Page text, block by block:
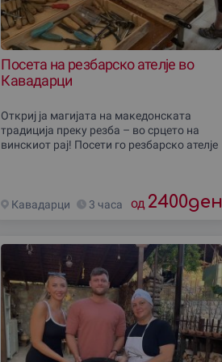
Посета на резбарско ателје во
Кавадарци
Откриј ја магијата на македонската
традиција преку резба – во срцето на
винскиот рај! Посети го резбарско ателје
Кавадарци 3 часа од 2400ден